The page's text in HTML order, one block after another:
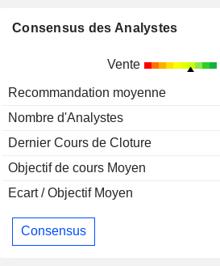
Consensus des Analystes
Vente
Recommandation moyenne
Nombre d'Analystes
Dernier Cours de Cloture
Objectif de cours Moyen
Ecart / Objectif Moyen
Consensus